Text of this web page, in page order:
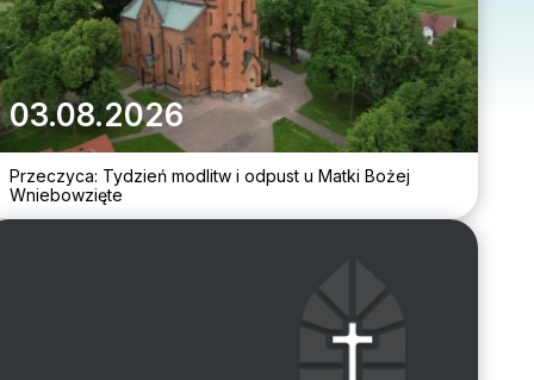
03.08.2026
Przeczyca: Tydzień modlitw i odpust u Matki Bożej
Wniebowzięte